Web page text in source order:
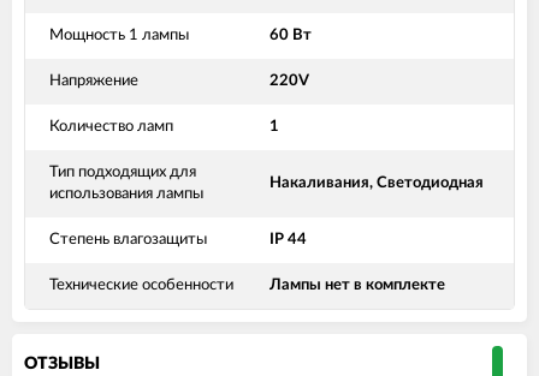
Мощность 1 лампы 60 Вт
Напряжение 220V
Количество ламп 1
Тип подходящих для
использования лампы
Накаливания, Светодиодная
Степень влагозащиты IP 44
Технические особенности Лампы нет в комплекте
ОТЗЫВЫ